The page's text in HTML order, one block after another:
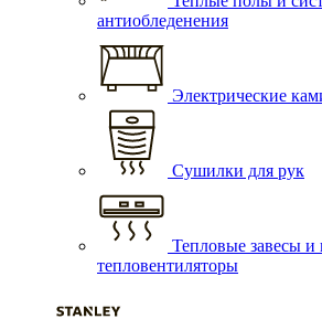
антиобледенения
Электрические
Сушилки для рук
Тепловые завесы и
тепловентиляторы